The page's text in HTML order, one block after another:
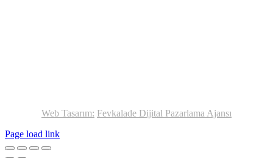
Web Tasarım: Fevkalade Dijital Pazarlama Ajansı
Page load link